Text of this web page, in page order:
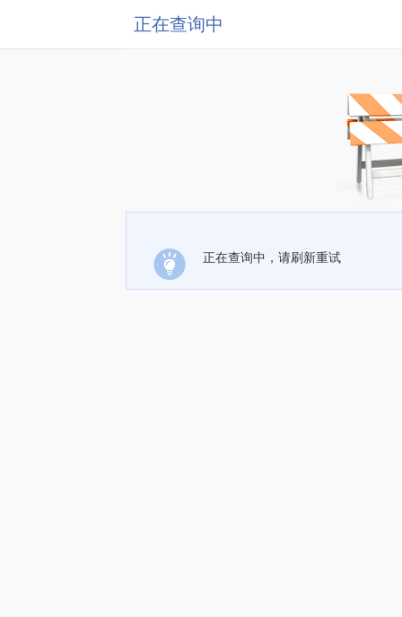
正在查询中
正在查询中，请刷新重试